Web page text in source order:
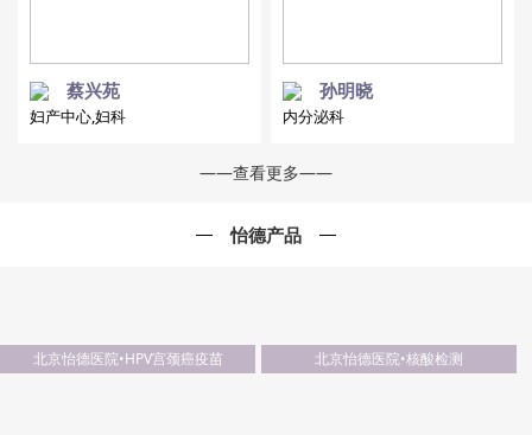
蔡兴苑
妇产中心,妇科
孙明晓
内分泌科
——查看更多——
怡德产品
北京怡德医院•HPV宫颈癌疫苗 北京怡德医院•核酸检测